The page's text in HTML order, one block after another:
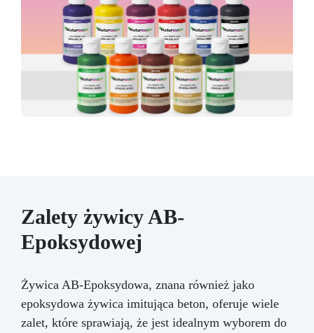
Zalety żywicy AB-
Epoksydowej
Żywica AB-Epoksydowa, znana również jako
epoksydowa żywica imitująca beton, oferuje wiele
zalet, które sprawiają, że jest idealnym wyborem do